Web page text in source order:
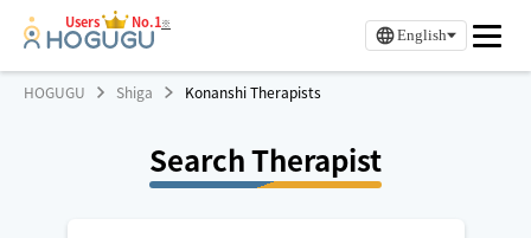
Users No.1※
English
HOGUGU Shiga Konanshi Therapists
Search Therapist